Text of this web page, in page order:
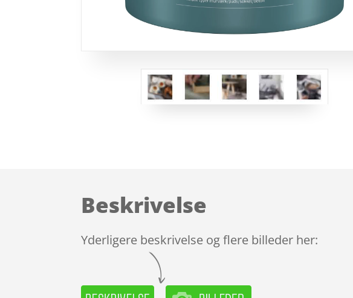
Beskrivelse
Yderligere beskrivelse og flere billeder her: